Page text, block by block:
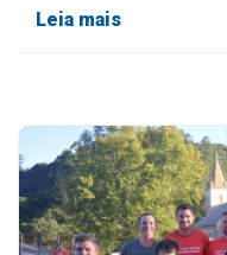
Leia mais